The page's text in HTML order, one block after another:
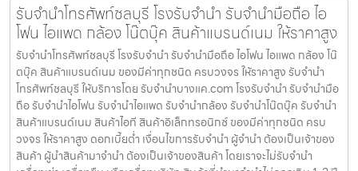
รับจำนำโทรศัพท์ชลบุรี โรงรับจำนำ รับจำนำมือถือ ไอ
โฟน ไอแพด กล้อง โน๊ตบุ๊ค สินค้าแบรนด์เนม ให้ราคาสูง
รับจำนำโทรศัพท์ชลบุรี โรงรับจำนำ รับจำนำมือถือ ไอโฟน ไอแพด กล้อง โน๊
ตบุ๊ค สินค้าแบรนด์เนม ของมีค่าทุกชนิด ครบวงจร ให้ราคาสูง รับจำนำ
โทรศัพท์ชลบุรี ให้บริการโดย รับจํานําบางแค.com โรงรับจำนำ รับจำนำมือ
ถือ รับจำนำไอโฟน รับจำนำไอแพด รับจำนำกล้อง รับจำนำโน๊ตบุ๊ค รับจำนำ
สินค้าแบรนด์เนม สินค้าไอที สินค้าอิเล็กทรอนิกซ์ ของมีค่าทุกชนิด ครบ
วงจร ให้ราคาสูง ดอกเบี้ยต่ำ เงื่อนไขการรับจำนำ ผู้จำนำ ต้องเป็นเจ้าของ
สินค้า ผู้นำสินค้ามาจำนำ ต้องเป็นเจ้าของสินค้า โดยเราจะไม่รับจำนำ